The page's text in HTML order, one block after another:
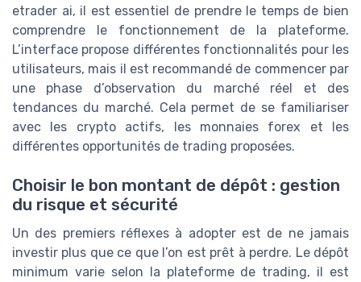
etrader ai, il est essentiel de prendre le temps de bien
comprendre le fonctionnement de la plateforme.
L’interface propose différentes fonctionnalités pour les
utilisateurs, mais il est recommandé de commencer par
une phase d’observation du marché réel et des
tendances du marché. Cela permet de se familiariser
avec les crypto actifs, les monnaies forex et les
différentes opportunités de trading proposées.
Choisir le bon montant de dépôt : gestion
du risque et sécurité
Un des premiers réflexes à adopter est de ne jamais
investir plus que ce que l’on est prêt à perdre. Le dépôt
minimum varie selon la plateforme de trading, il est